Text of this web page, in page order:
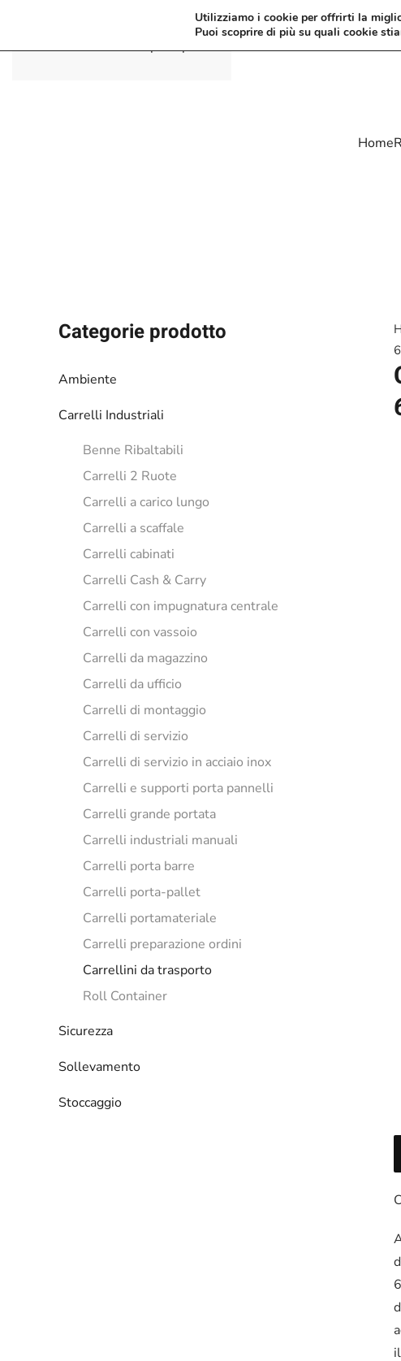
Passa al contenuto principale
Home
Categorie prodotto
Ambiente
Carrelli Industriali
Benne Ribaltabili
Carrelli 2 Ruote
Carrelli a carico lungo
Carrelli a scaffale
Carrelli cabinati
Carrelli Cash & Carry
Carrelli con impugnatura centrale
Carrelli con vassoio
Carrelli da magazzino
Carrelli da ufficio
Carrelli di montaggio
Carrelli di servizio
Carrelli di servizio in acciaio inox
Carrelli e supporti porta pannelli
Carrelli grande portata
Carrelli industriali manuali
Carrelli porta barre
Carrelli porta-pallet
Carrelli portamateriale
Carrelli preparazione ordini
Carrellini da trasporto
Roll Container
Sicurezza
Sollevamento
Stoccaggio
Utilizziamo i cookie per offrirti la
Puoi scoprire di più su quali cookie